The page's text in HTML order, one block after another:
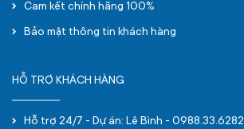
Cam kết chính hãng 100%
Bảo mật thông tin khách hàng
HỖ TRỢ KHÁCH HÀNG
Hỗ trợ 24/7 - Dự án: Lê Bình - 0988.33.6282